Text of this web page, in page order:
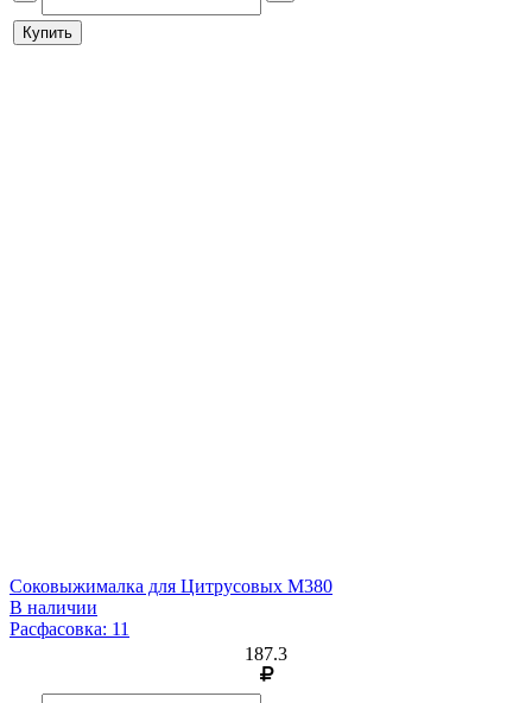
Купить
Соковыжималка для Цитрусовых М380
В наличии
Расфасовка: 11
187.3